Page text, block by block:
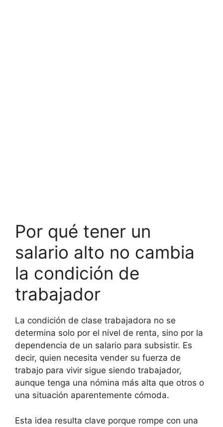
Por qué tener un
salario alto no cambia
la condición de
trabajador
La condición de clase trabajadora no se
determina solo por el nivel de renta, sino por la
dependencia de un salario para subsistir. Es
decir, quien necesita vender su fuerza de
trabajo para vivir sigue siendo trabajador,
aunque tenga una nómina más alta que otros o
una situación aparentemente cómoda.
Esta idea resulta clave porque rompe con una